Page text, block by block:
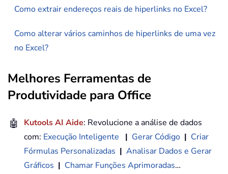
Como extrair endereços reais de hiperlinks no Excel?
Como alterar vários caminhos de hiperlinks de uma vez
no Excel?
Melhores Ferramentas de
Produtividade para Office
🤖 Kutools AI Aide: Revolucione a análise de dados
com: Execução Inteligente | Gerar Código | Criar
Fórmulas Personalizadas | Analisar Dados e Gerar
Gráficos | Chamar Funções Aprimoradas…